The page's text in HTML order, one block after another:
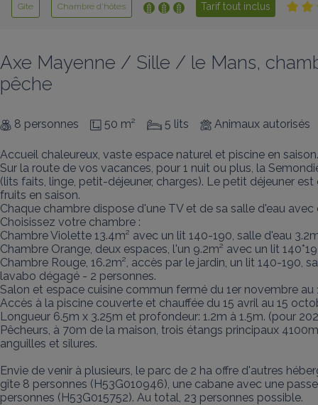
Gîte Chambre d’hôtes Tarif tout inclus
Axe Mayenne / Sille / le Mans,
pêche
8 personnes 50 m² 5 lits Animaux autorisés
Accueil chaleureux, vaste espace naturel et piscine en
Sur la route de vos vacances, pour 1 nuit ou plus, la
(lits faits, linge, petit-déjeuner, charges). Le petit déjeuner
fruits en saison.
Chaque chambre dispose d'une TV et de sa salle d'eau
Choisissez votre chambre :
Chambre Violette 13.4m² avec un lit 140-190, salle d'eau
Chambre Orange, deux espaces, l'un 9.2m² avec un lit
Chambre Rouge, 16.2m², accès par le jardin, un lit 140-
lavabo dégagé - 2 personnes.
Salon et espace cuisine commun fermé du 1er novembre
Accès à la piscine couverte et chauffée du 15 avril au 15
Longueur 6.5m x 3.25m et profondeur: 1.2m à 1.5m. (pour
Pêcheurs, à 70m de la maison, trois étangs principaux
anguilles et silures.
Envie de venir à plusieurs, le parc de 2 ha offre d'autres
gîte 8 personnes (H53G010946), une cabane avec une
personnes (H53G015752). Au total, 23 personnes possible.